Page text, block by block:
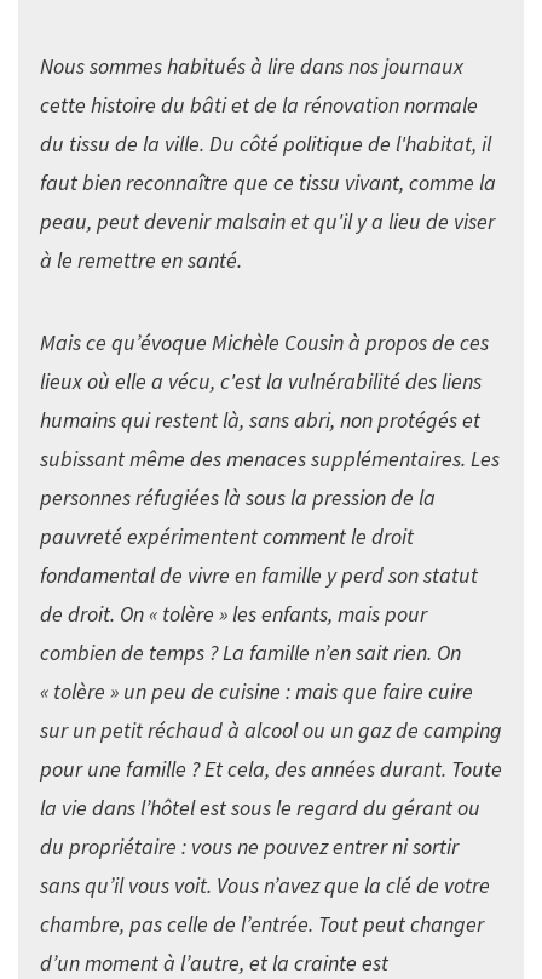
Nous sommes habitués à lire dans nos journaux
cette histoire du bâti et de la rénovation normale
du tissu de la ville. Du côté politique de l'habitat, il
faut bien reconnaître que ce tissu vivant, comme la
peau, peut devenir malsain et qu'il y a lieu de viser
à le remettre en santé.
Mais ce qu’évoque Michèle Cousin à propos de ces
lieux où elle a vécu, c'est la vulnérabilité des liens
humains qui restent là, sans abri, non protégés et
subissant même des menaces supplémentaires. Les
personnes réfugiées là sous la pression de la
pauvreté expérimentent comment le droit
fondamental de vivre en famille y perd son statut
de droit. On « tolère » les enfants, mais pour
combien de temps ? La famille n’en sait rien. On
« tolère » un peu de cuisine : mais que faire cuire
sur un petit réchaud à alcool ou un gaz de camping
pour une famille ? Et cela, des années durant. Toute
la vie dans l’hôtel est sous le regard du gérant ou
du propriétaire : vous ne pouvez entrer ni sortir
sans qu’il vous voit. Vous n’avez que la clé de votre
chambre, pas celle de l’entrée. Tout peut changer
d’un moment à l’autre, et la crainte est